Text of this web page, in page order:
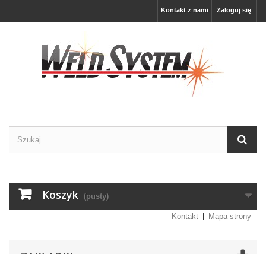
Zaloguj się
Kontakt z nami
Koszyk (pusty)
Kontakt Mapa strony